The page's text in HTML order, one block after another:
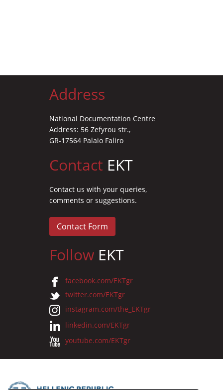
Address
National Documentation Centre
Address: 56 Zefyrou str.,
GR-17564 Palaio Faliro
Contact EKT
Contact us with your queries,
comments or suggestions.
Contact Form
Follow EKT
facebook.com/EKTgr
twitter.com/EKTgr
instagram.com/the_EKTgr
linkedin.com/EKTgr
youtube.com/EKTgr